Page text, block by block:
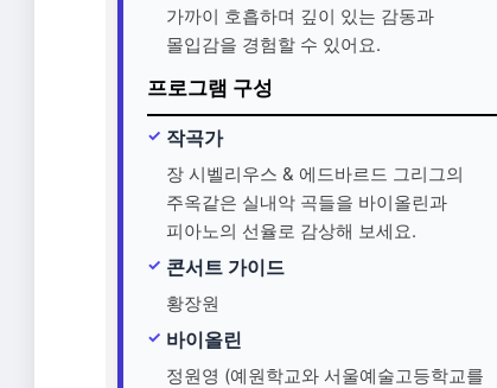
가까이 호흡하며 깊이 있는 감동과
몰입감을 경험할 수 있어요.
프로그램 구성
작곡가
장 시벨리우스 & 에드바르드 그리그의
주옥같은 실내악 곡들을 바이올린과
피아노의 선율로 감상해 보세요.
콘서트 가이드
황장원
바이올린
정원영 (예원학교와 서울예술고등학교를